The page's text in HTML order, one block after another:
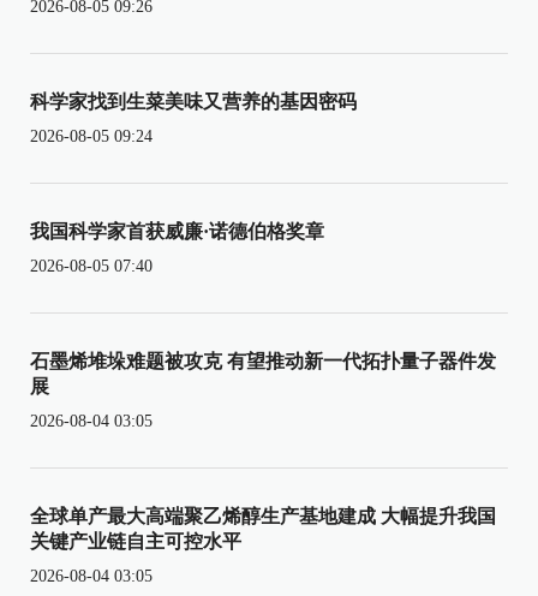
2026-08-05 09:26
科学家找到生菜美味又营养的基因密码
2026-08-05 09:24
我国科学家首获威廉·诺德伯格奖章
2026-08-05 07:40
石墨烯堆垛难题被攻克 有望推动新一代拓扑量子器件发
展
2026-08-04 03:05
全球单产最大高端聚乙烯醇生产基地建成 大幅提升我国
关键产业链自主可控水平
2026-08-04 03:05